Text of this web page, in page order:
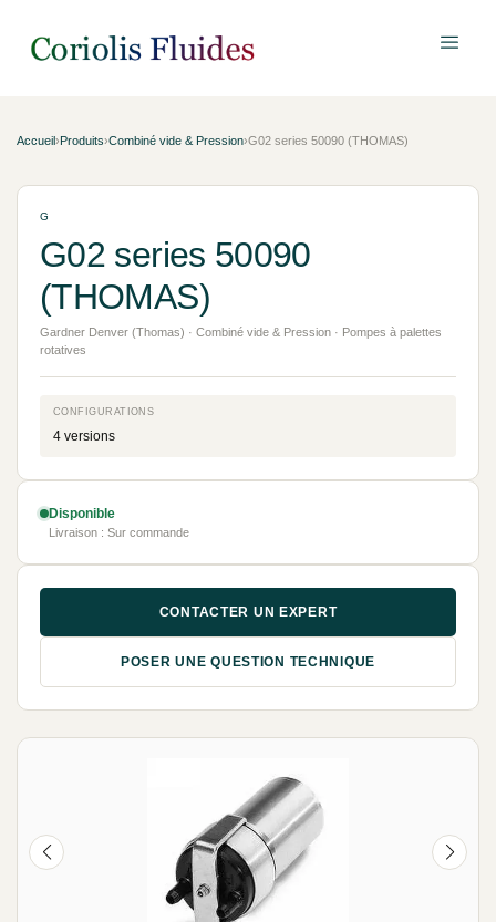
Accueil›Produits›Combiné vide & Pression›G02 series 50090 (THOMAS)
G
G02 series 50090
(THOMAS)
Gardner Denver (Thomas) · Combiné vide & Pression · Pompes à palettes
rotatives
CONFIGURATIONS
4 versions
Disponible
Livraison : Sur commande
CONTACTER UN EXPERT
POSER UNE QUESTION TECHNIQUE